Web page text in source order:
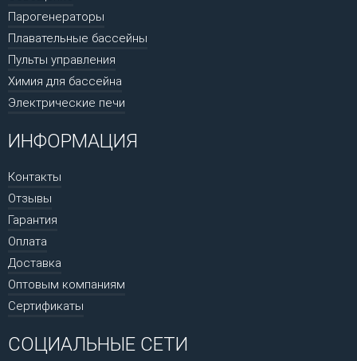
Парогенераторы
Плавательные бассейны
Пульты управления
Химия для бассейна
Электрические печи
ИНФОРМАЦИЯ
Контакты
Отзывы
Гарантия
Оплата
Доставка
Оптовым компаниям
Сертификаты
СОЦИАЛЬНЫЕ СЕТИ